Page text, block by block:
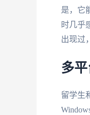
是，它
时几乎
出现过
多
留学生